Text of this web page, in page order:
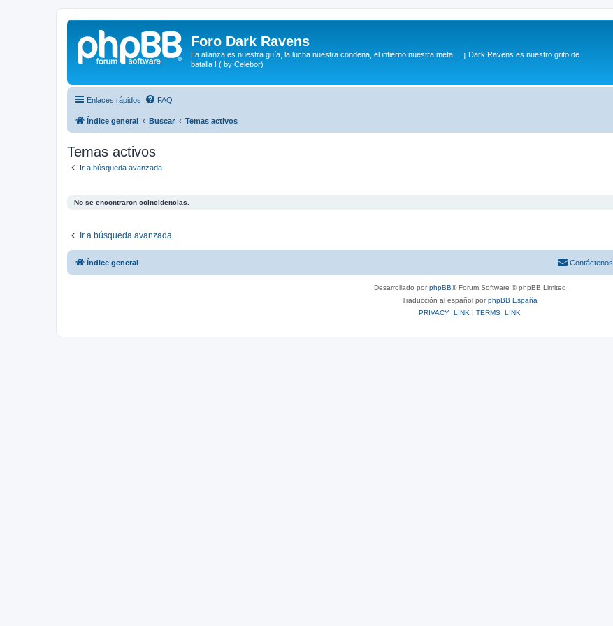
Foro Dark Ravens
La alianza es nuestra guía, la lucha nuestra condena, el infierno nuestra meta ... ¡ Dark Ravens es nuestro grito de
batalla ! ( by Celebor)
Enlaces rápidos FAQ
Índice general Buscar Temas activos
Temas activos
Ir a búsqueda avanzada
No se encontraron coincidencias.
Ir a búsqueda avanzada
Índice general Contáctenos
Desarrollado porphpBB® Forum Software © phpBB Limited
Traducción al español porphpBB España
PRIVACY_LINK | TERMS_LINK